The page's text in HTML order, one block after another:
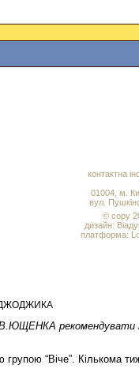
контактна
01004, м.
вул.
© copy
дизайн:
платформа:
рекомендувати
групою “Віче”.